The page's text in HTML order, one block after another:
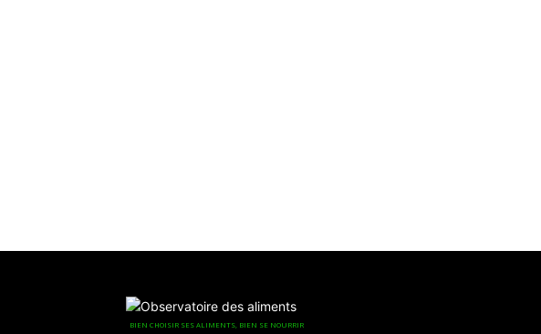
BIEN CHOISIR SES ALIMENTS, BIEN SE NOURRIR